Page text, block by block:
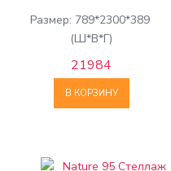
Размер: 789*2300*389
(Ш*В*Г)
21984
В КОРЗИНУ